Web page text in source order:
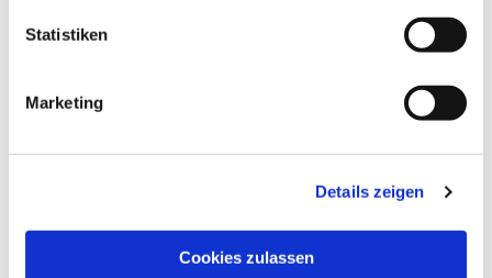
Statistiken
Marketing
Details zeigen
Cookies zulassen